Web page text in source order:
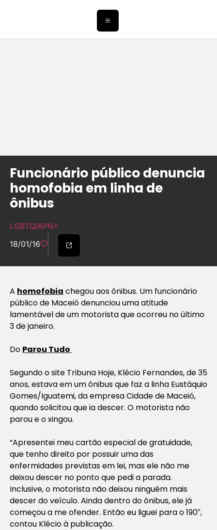
Funcionário público denuncia
homofobia em linha de
ônibus
LGBTQIAPN+
18/01/16
A homofobia chegou aos ônibus. Um funcionário
público de Maceió denunciou uma atitude
lamentável de um motorista que ocorreu no último
3 de janeiro.
Do Parou Tudo
Segundo o site Tribuna Hoje, Klécio Fernandes, de 35
anos, estava em um ônibus que faz a linha Eustáquio
Gomes/Iguatemi, da empresa Cidade de Maceió,
quando solicitou que ia descer. O motorista não
parou e o xingou.
“Apresentei meu cartão especial de gratuidade,
que tenho direito por possuir uma das
enfermidades previstas em lei, mas ele não me
deixou descer no ponto que pedi a parada.
Inclusive, o motorista não deixou ninguém mais
descer do veículo. Ainda dentro do ônibus, ele já
começou a me ofender. Então eu liguei para o 190″,
contou Klécio à publicação.